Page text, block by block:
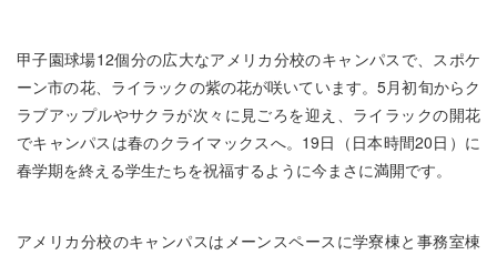
甲子園球場12個分の広大なアメリカ分校のキャンパスで、スポケ
ーン市の花、ライラックの紫の花が咲いています。5月初旬からク
ラブアップルやサクラが次々に見ごろを迎え、ライラックの開花
でキャンパスは春のクライマックスへ。19日（日本時間20日）に
春学期を終える学生たちを祝福するように今まさに満開です。
アメリカ分校のキャンパスはメーンスペースに学寮棟と事務室棟